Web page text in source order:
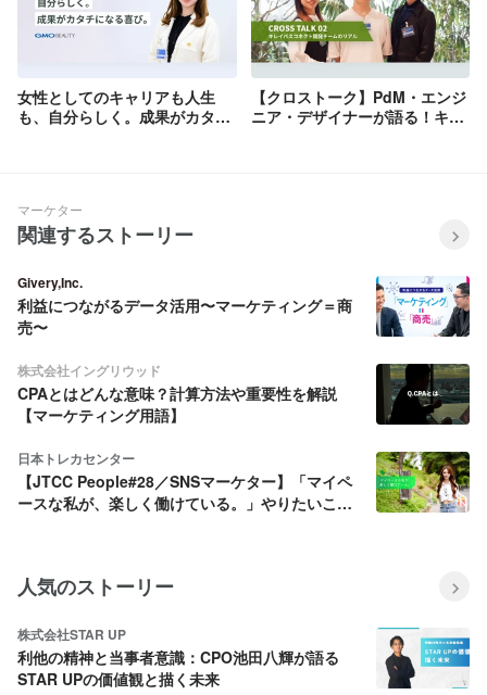
女性としてのキャリアも人生
も、自分らしく。成果がカタチ
【クロストーク】PdM・エンジ
ニア・デザイナーが語る！キレ
マーケター
関連するストーリー
Givery,Inc.
利益につながるデータ活用〜マーケティング＝商
売〜
株式会社イングリウッド
CPAとはどんな意味？計算方法や重要性を解説
【マーケティング用語】
日本トレカセンター
【JTCC People#28／SNSマーケター】「マイペ
ースな私が、楽しく働けている。」やりたいこと
人気のストーリー
株式会社STAR UP
利他の精神と当事者意識：CPO池田八輝が語る
STAR UPの価値観と描く未来